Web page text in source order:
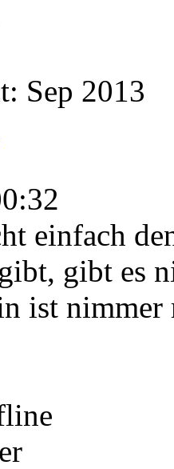
Sep 2013
einfach
gibt es
ist nimmer